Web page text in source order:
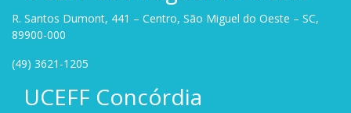
R. Santos Dumont, 441 – Centro, São Miguel do Oeste – SC,
89900-000
(49) 3621-1205
UCEFF Concórdia